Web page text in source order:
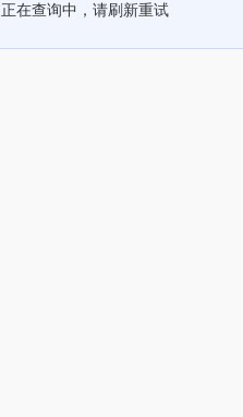
正在查询中，请刷新重试